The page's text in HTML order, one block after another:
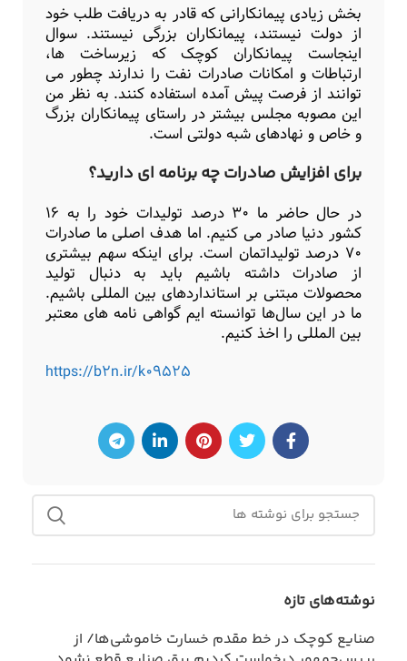
بخش زیادی پیمانکارانی که قادر به دریافت طلب خود
از دولت نیستند، پیمانکاران بزرگی نیستند. سوال
اینجاست پیمانکاران کوچک که زیرساخت ها،
ارتباطات و امکانات صادرات نفت را ندارند چطور می
توانند از فرصت پیش آمده استفاده کنند. به نظر من
این مصوبه مجلس بیشتر در راستای پیمانکاران بزرگ
و خاص و نهادهای شبه دولتی است.
برای افزایش صادرات چه برنامه ای دارید؟
در حال حاضر ما ۳۰ درصد تولیدات خود را به ۱۶
کشور دنیا صادر می کنیم. اما هدف اصلی ما صادرات
۷۰ درصد تولیداتمان است. برای اینکه سهم بیشتری
از صادرات داشته باشیم باید به دنبال تولید
محصولات مبتنی بر استانداردهای بین المللی باشیم.
ما در این سال‌ها توانسته ایم گواهی نامه های معتبر
بین المللی را اخذ کنیم.
https://b2n.ir/k09525
نوشته‌های تازه
صنایع کوچک در خط مقدم خسارت خاموشی‌ها/ از